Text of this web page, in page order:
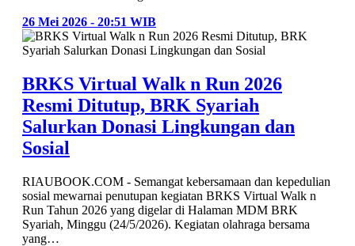
26 Mei 2026 - 20:51 WIB
BRKS Virtual Walk n Run 2026
Resmi Ditutup, BRK Syariah
Salurkan Donasi Lingkungan dan
Sosial
RIAUBOOK.COM - Semangat kebersamaan dan kepedulian
sosial mewarnai penutupan kegiatan BRKS Virtual Walk n
Run Tahun 2026 yang digelar di Halaman MDM BRK
Syariah, Minggu (24/5/2026). Kegiatan olahraga bersama
yang…